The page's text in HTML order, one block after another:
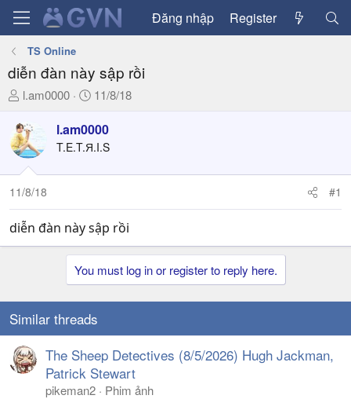
Đăng nhập Register
TS Online
diễn đàn này sập rồi
T
r
e
a
d
s
t
a
r
l.am0000
N
à
y
ử
11/8/18
l.am0000
T.E.T.Я.I.S
11/8/18 #1
diễn đàn này sập rồi
You must log in or register to reply here.
Similar threads
The Sheep Detectives (8/5/2026) Hugh Jackman,
Patrick Stewart
pikeman2
Phim ảnh